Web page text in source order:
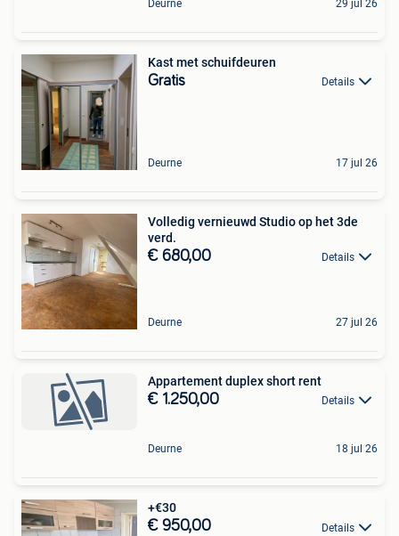
Deurne 29 jul 26
Kast met schuifdeuren
Gratis Details
Deurne 17 jul 26
Volledig vernieuwd Studio op het 3de
verd.
€ 680,00 Details
Deurne 27 jul 26
Appartement duplex short rent
€ 1.250,00 Details
Deurne 18 jul 26
+€30
€ 950,00 Details